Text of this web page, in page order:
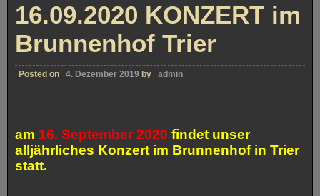
Band“
16.09.2020 KONZERT im
Brunnenhof Trier
Posted on 4. Dezember 2019 by admin
am 16. September 2020 findet unser
alljährliches Konzert im Brunnenhof in Trier
statt.